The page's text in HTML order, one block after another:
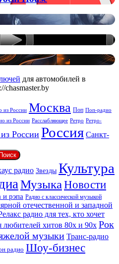
для автомобилей в
chasmaster.by
из России Москва Поп Поп-радио
из России Расслабляющее Ретро Ретро-
России Россия Санкт-
радио Звезды Культура
МузыкаНовости
и рэпа Радио с классической музыкой
отечественной и западной
радио для тех, кто хочет
любителей хитов 80х и 90х Рок
музыки Транс-радио
радио Шоу-бизнес